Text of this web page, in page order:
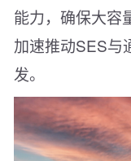
能力，确保大容
加速推动SES与
发。